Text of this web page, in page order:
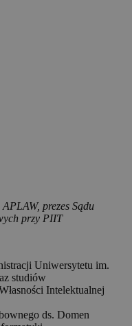
prezes Sądu
przy PIIT
Uniwersytetu im.
studiów
Intelektualnej
ds. Domen